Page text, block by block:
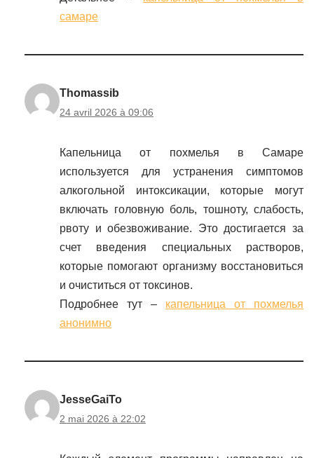
самаре
Thomassib
24 avril 2026 à 09:06
Капельница от похмелья в Самаре
используется для устранения симптомов
алкогольной интоксикации, которые могут
включать головную боль, тошноту, слабость,
рвоту и обезвоживание. Это достигается за
счет введения специальных растворов,
которые помогают организму восстановиться
и очиститься от токсинов.
Подробнее тут – капельница от похмелья
анонимно
JesseGaiTo
2 mai 2026 à 22:02